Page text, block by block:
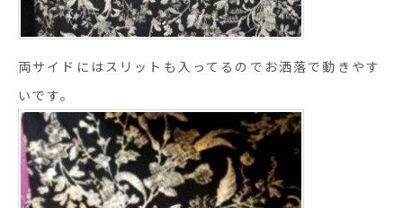
両サイドにはスリットも入ってるのでお洒落で動きやす
いです。